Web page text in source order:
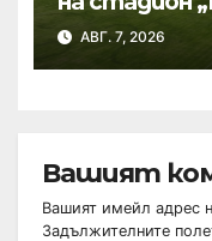
АВГ. 7, 2026
Вашият
Вашият имейл адрес
Задължителните